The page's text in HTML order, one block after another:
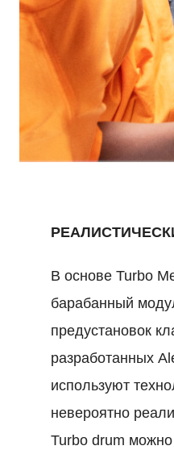
В основе Turbo
барабанный
предустановок
разработанных
используют
невероятно
Turbo drum